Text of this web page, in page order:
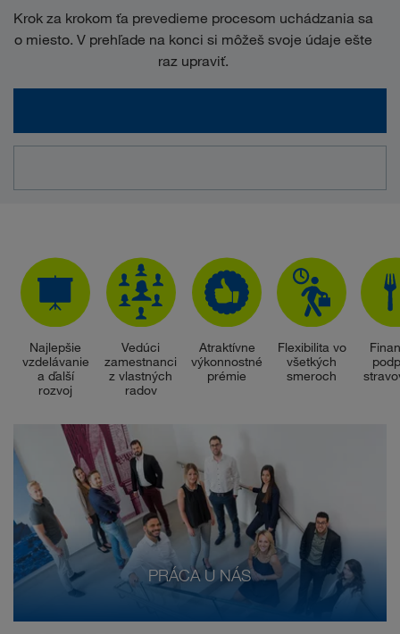
Krok za krokom ťa prevedieme procesom uchádzania sa
o miesto. V prehľade na konci si môžeš svoje údaje ešte
raz upraviť.
Najlepšie
vzdelávanie
a ďalší
rozvoj
Vedúci
zamestnanci
z vlastných
radov
Atraktívne
výkonnostné
prémie
Flexibilita vo
všetkých
smeroch
PRÁCA U NÁS